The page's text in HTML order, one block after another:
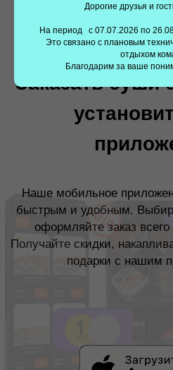
Дорогие друзья и
На период с 07.07.2026 по
Это связано с плановым
отдыхом
Благодарим за ваше